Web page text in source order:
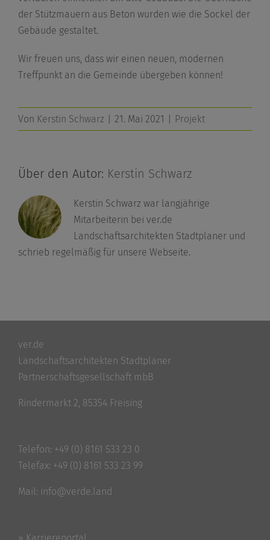
der Stützmauern aus Beton wurden wie die Sockel der
Gebäude gestaltet.
Wir freuen uns, dass wir einen neuen, modernen
Treffpunkt an die Gemeinde übergeben können!
Von Kerstin Schwarz 21. Mai 2021 Projekt
Über den Autor: Kerstin Schwarz
Kerstin Schwarz war langjährige
Mitarbeiterin bei ver.de
Landschaftsarchitekten Stadtplaner und
schrieb regelmäßig für unsere Webseite.
ver.de
Landschaftsarchitekten Stadtplaner
Partnerschaftsgesellschaft mbB
Rindermarkt 2, 85354 Freising
Telefon: +49 (0) 8161 533 23 0
Telefax: +49 (0) 8161 533 23 99
Mail: info@verde.land